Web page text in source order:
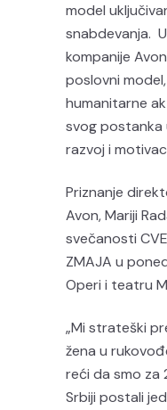
model
snabdevanja.
kompanije
poslovni
humanitarne
svog postanka
razvoj i
Priznanje
Avon, Mariji
svečanosti
ZMAJA u
Operi i teatru
„Mi strateški
žena u
reći da smo za
Srbiji postali